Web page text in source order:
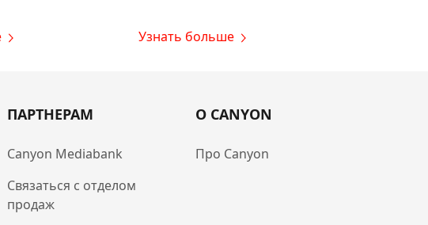
Узнать больше
ПАРТНЕРАМ
Canyon Mediabank
Связаться с отделом
продаж
О CANYON
Про Canyon